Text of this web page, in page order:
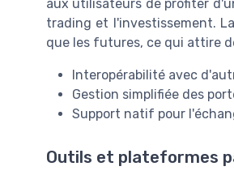
aux utilisateurs de profiter
trading et l'investissement.
que les futures, ce qui attire
Interopérabilité avec
Gestion simplifiée des
Support natif pour
Outils et plateformes